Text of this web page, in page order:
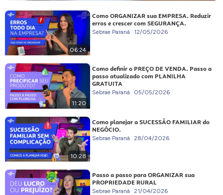
06:24
Como ORGANIZAR sua EMPRESA. Reduzir
erros e crescer com SEGURANÇA.
Sebrae Paraná 12/05/2026
11:20
Como definir o PREÇO DE VENDA. Passo a
passo atualizado com PLANILHA
GRATUITA
Sebrae Paraná 05/05/2026
10:28
Como planejar a SUCESSÃO FAMILIAR do
NEGÓCIO.
Sebrae Paraná 28/04/2026
Passo a passo para ORGANIZAR sua
PROPRIEDADE RURAL
Sebrae Paraná 21/04/2026